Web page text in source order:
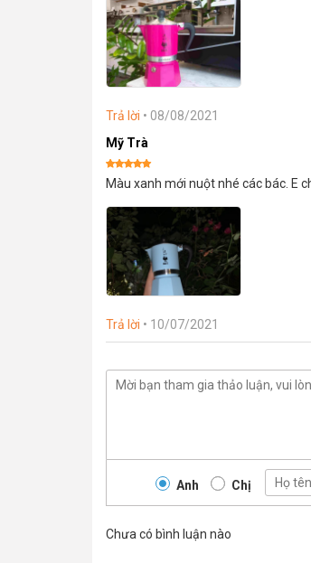
Trả lời • 08/08/2021
Mỹ Trà
Được xếp
hạng55
Màu xanh mới nuột nhé các bác. E
Trả lời • 10/07/2021
Anh Chị
Chưa có bình luận nào